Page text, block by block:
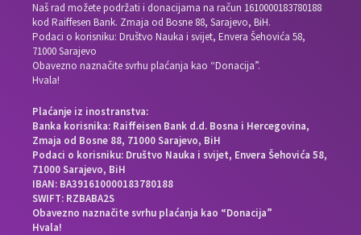
Naš rad možete podržati i donacijama na račun 1610000183780188
kod Raiffesen Bank. Zmaja od Bosne 88, Sarajevo, BiH.
Podaci o korisniku: Društvo Nauka i svijet, Envera Šehovića 58,
71000 Sarajevo
Obavezno naznačite svrhu plaćanja kao “Donacija”.
Hvala!
Plaćanje iz inostranstva:
Banka korisnika: Raiffeisen Bank d.d. Bosna i Hercegovina,
Zmaja od Bosne 88, 71000 Sarajevo, BiH
Podaci o korisniku: Društvo Nauka i svijet, Envera Šehovića 58,
71000 Sarajevo, BiH
IBAN: BA391610000183780188
SWIFT: RZBABA2S
Obavezno naznačite svrhu plaćanja kao “Donacija”
Hvala!